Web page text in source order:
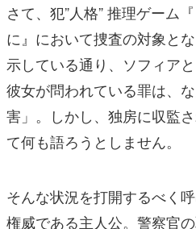
さて、犯”人格” 推理ゲーム
に』において捜査の対象と
示している通り、ソフィア
彼女が問われている罪は、
害」。しかし、独房に収監
て何も語ろうとしません。
そんな状況を打開するべく
権威である主人公。警察官